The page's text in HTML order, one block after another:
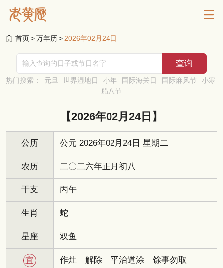
首页>万年历> 2026年02月24日
热门搜索： 元旦 世界湿地日 小年 国际海关日 国际麻风节
小寒
腊八节
【2026年02月24日】
公历 公元 2026年02月24日 星期二
农历 二〇二六年正月初八
干支 丙午
生肖 蛇
星座 双鱼
宜 作灶 解除 平治道涂 馀事勿取